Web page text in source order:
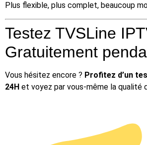
Plus flexible, plus complet, beaucoup
Testez TVSLine
Gratuitement
Vous hésitez encore ? Profitez d’un
24H et voyez par vous-même la qualité